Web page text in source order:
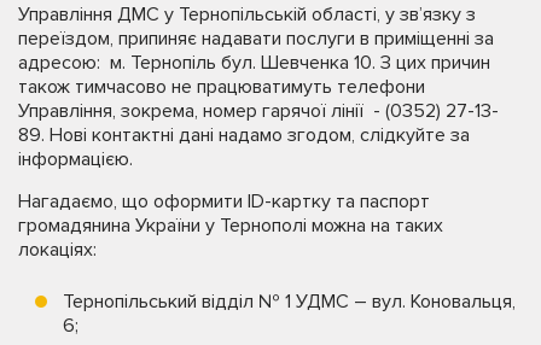
Управління ДМС у Тернопільській області, у зв’язку з
переїздом, припиняє надавати послуги в приміщенні за
адресою: м. Тернопіль бул. Шевченка 10. З цих причин
також тимчасово не працюватимуть телефони
Управління, зокрема, номер гарячої лінії - (0352) 27-13-
89. Нові контактні дані надамо згодом, слідкуйте за
інформацією.
Нагадаємо, що оформити ID-картку та паспорт
громадянина України у Тернополі можна на таких
локаціях:
Тернопільський відділ № 1 УДМС – вул. Коновальця,
6;